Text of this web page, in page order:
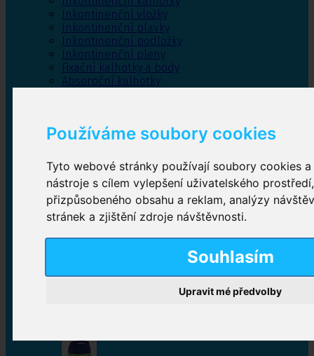
Používáme soubory cookies
Tyto webové stránky používají soubory cookies
nástroje s cílem vylepšení uživatelského
přizpůsobeného obsahu a reklam, analýzy
stránek a zjištění zdroje návštěvnosti.
Souhlasím
Upravit mé předvolby
Inkontinenční vložky
Inkontinenční plavky
Inkontinenční podložky
Inkontinenční pleny
Fixační kalhotky a body
Absorpční kalhotky
Inkontinenční kalhotky
Plenkové kalhotky navlékací,Plenkové kalhotky
zalepovací,Inkontinenční kalhotky dámské
Inkontinenční vložky